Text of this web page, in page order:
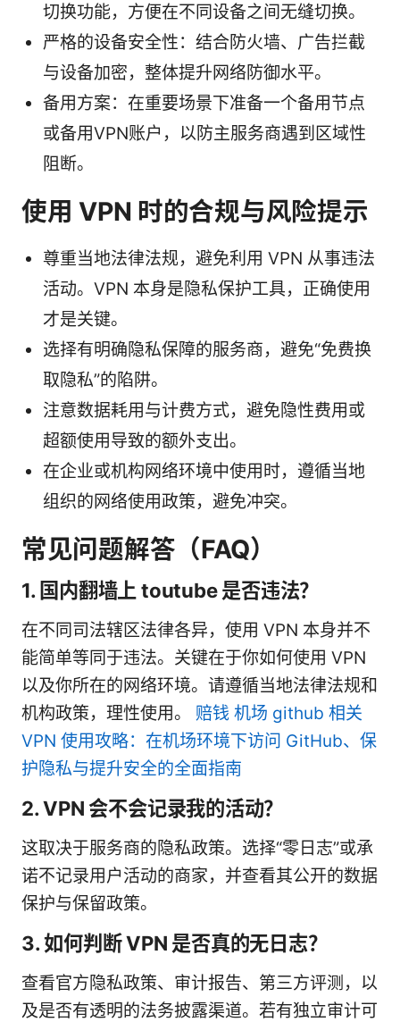
切换功能，方便在不同设备之间无缝切换。
严格的设备安全性：结合防火墙、广告拦截
与设备加密，整体提升网络防御水平。
备用方案：在重要场景下准备一个备用节点
或备用VPN账户，以防主服务商遇到区域性
阻断。
使用 VPN 时的合规与风险提示
尊重当地法律法规，避免利用 VPN 从事违法
活动。VPN 本身是隐私保护工具，正确使用
才是关键。
选择有明确隐私保障的服务商，避免“免费换
取隐私”的陷阱。
注意数据耗用与计费方式，避免隐性费用或
超额使用导致的额外支出。
在企业或机构网络环境中使用时，遵循当地
组织的网络使用政策，避免冲突。
常见问题解答（FAQ）
1. 国内翻墙上 toutube 是否违法？
在不同司法辖区法律各异，使用 VPN 本身并不
能简单等同于违法。关键在于你如何使用 VPN
以及你所在的网络环境。请遵循当地法律法规和
机构政策，理性使用。 赔钱 机场 github 相关
VPN 使用攻略：在机场环境下访问 GitHub、保
护隐私与提升安全的全面指南
2. VPN 会不会记录我的活动？
这取决于服务商的隐私政策。选择“零日志”或承
诺不记录用户活动的商家，并查看其公开的数据
保护与保留政策。
3. 如何判断 VPN 是否真的无日志？
查看官方隐私政策、审计报告、第三方评测，以
及是否有透明的法务披露渠道。若有独立审计可